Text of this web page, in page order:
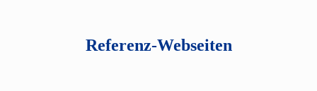
Referenz-Webseiten